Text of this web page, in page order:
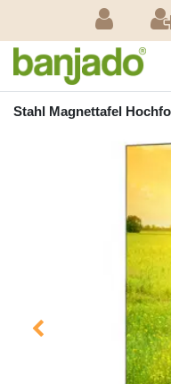
Stahl Magnettafel